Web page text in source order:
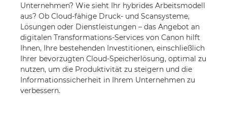
Unternehmen? Wie sieht Ihr hybrides Arbeitsmodell
aus? Ob Cloud-fähige Druck- und Scansysteme,
Lösungen oder Dienstleistungen – das Angebot an
digitalen Transformations-Services von Canon hilft
Ihnen, Ihre bestehenden Investitionen, einschließlich
Ihrer bevorzugten Cloud-Speicherlösung, optimal zu
nutzen, um die Produktivität zu steigern und die
Informationssicherheit in Ihrem Unternehmen zu
verbessern.